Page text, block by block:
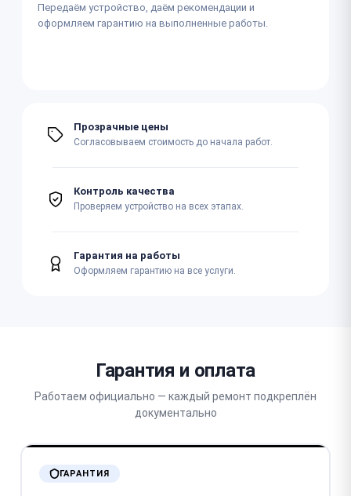
Передаём устройство, даём рекомендации и
оформляем гарантию на выполненные работы.
Прозрачные цены
Согласовываем стоимость до начала работ.
Контроль качества
Проверяем устройство на всех этапах.
Гарантия на работы
Оформляем гарантию на все услуги.
Гарантия и оплата
Работаем официально — каждый ремонт подкреплён
документально
ГАРАНТИЯ